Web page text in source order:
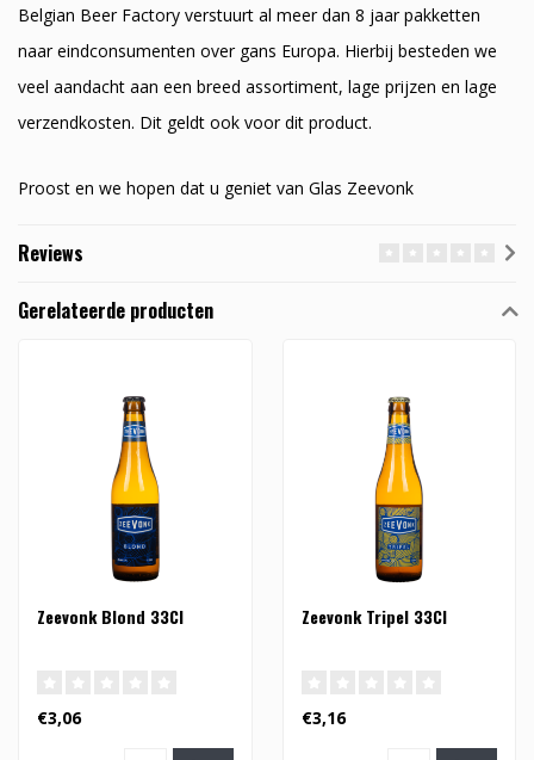
Belgian Beer Factory verstuurt al meer dan 8 jaar pakketten
naar eindconsumenten over gans Europa. Hierbij besteden we
veel aandacht aan een breed assortiment, lage prijzen en lage
verzendkosten. Dit geldt ook voor dit product.
Proost en we hopen dat u geniet van Glas Zeevonk
Reviews
Gerelateerde producten
Zeevonk Blond 33Cl
€3,06
Zeevonk Tripel 33Cl
€3,16